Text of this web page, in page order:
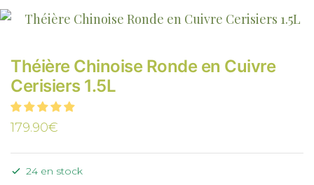
Théière Chinoise Ronde en Cuivre
Cerisiers 1.5L
179.90€
24 en stock